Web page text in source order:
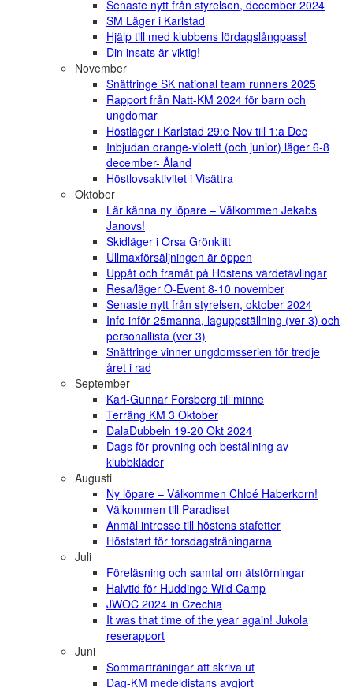
Senaste nytt från styrelsen, december 2024
SM Läger i Karlstad
Hjälp till med klubbens lördagslångpass!
Din insats är viktig!
November
Snättringe SK national team runners 2025
Rapport från Natt-KM 2024 för barn och
ungdomar
Höstläger i Karlstad 29:e Nov till 1:a Dec
Inbjudan orange-violett (och junior) läger 6-8
december- Åland
Höstlovsaktivitet i Visättra
Oktober
Lär känna ny löpare – Välkommen Jekabs
Janovs!
Skidläger i Orsa Grönklitt
Ullmaxförsäljningen är öppen
Uppåt och framåt på Höstens värdetävlingar
Resa/läger O-Event 8-10 november
Senaste nytt från styrelsen, oktober 2024
Info inför 25manna, laguppställning (ver 3) och
personallista (ver 3)
Snättringe vinner ungdomsserien för tredje
året i rad
September
Karl-Gunnar Forsberg till minne
Terräng KM 3 Oktober
DalaDubbeln 19-20 Okt 2024
Dags för provning och beställning av
klubbkläder
Augusti
Ny löpare – Välkommen Chloé Haberkorn!
Välkommen till Paradiset
Anmäl intresse till höstens stafetter
Höststart för torsdagsträningarna
Juli
Föreläsning och samtal om ätstörningar
Halvtid för Huddinge Wild Camp
JWOC 2024 in Czechia
It was that time of the year again! Jukola
reserapport
Juni
Sommarträningar att skriva ut
Dag-KM medeldistans avgjort